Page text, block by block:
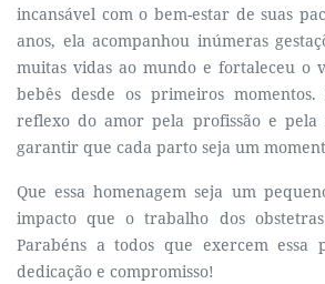
incansável com o bem-estar de suas
anos, ela acompanhou inúmeras
muitas vidas ao mundo e fortaleceu o
bebês desde os primeiros
reflexo do amor pela profissão e pela
garantir que cada parto seja um
Que essa homenagem seja um
impacto que o trabalho dos
Parabéns a todos que exercem essa
dedicação e compromisso!